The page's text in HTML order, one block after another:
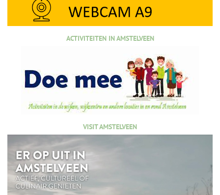
ACTIVITEITEN IN AMSTELVEEN
VISIT AMSTELVEEN